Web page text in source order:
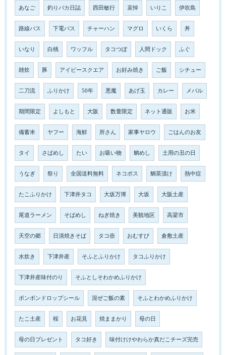
あなご 釣りバカ日誌 西田敏行 哀悼 いりこ 伊吹島
路線バス 下電バス チャーハン マグロ いくら 丼
いなり 白桃 ワッフル タコつぼ 人間ドック ふぐ
雑炊 豚 アイビースクエア お好み焼き ご飯 シチュー
二刀流 ふりかけ 50年 悪魔 あげ玉 カレー メバル
期間限定 よしもと 大阪 数量限定 ネット通販 お米
備蓄米 ヤフー 海鮮 所さん 家事ヤロウ ごはんのお友
タイ さばめし たい お吸い物 鯛めし 土用の丑の日
うなぎ 祭り 全国送料無料 ネコポス 鯛茶漬け 熱中症
たこふりかけ 下津井タコ 大坂万博 大坂 大阪土産
尾道ラーメン そばめし ねぎ焼き 美観地区 高梁市
天空の郷 日清焼きそば タコ壺 おむすび 倉敷土産
水炊き 下津井産 そふとふりかけ タコふりかけ
下津井産味付のり そふとしそわかめふりかけ
ボンボンドロップシール 混ぜご飯の素 そふとわかめふりかけ
たこ土産 桜 お花見 焼ままかり 母の日
母の日プレゼント タコ好き 味付けけやわらか真だこチーズ完売